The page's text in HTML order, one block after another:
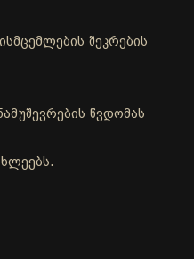
შეკრების
წვდომას